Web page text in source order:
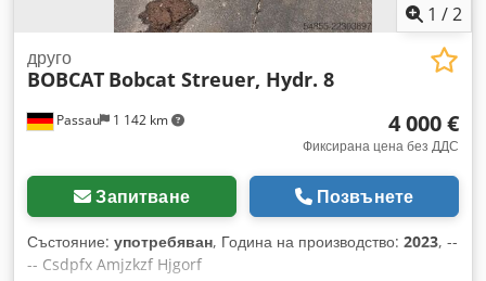
1 /2
Passau 1 142 km
друго
BOBCAT Bobcat Streuer, Hydr. 8
4 000 €
Фиксирана цена без ДДС
Запитване Позвънете
Състояние: употребяван, Година на производство: 2023, --
-- Csdpfx Amjzkzf Hjgorf